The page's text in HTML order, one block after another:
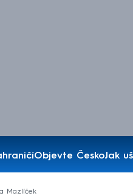
Objevte ČeskoJak
Mazlíček